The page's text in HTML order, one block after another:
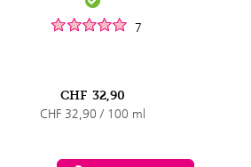
7
CHF 32,90
CHF 32,90 / 100 ml